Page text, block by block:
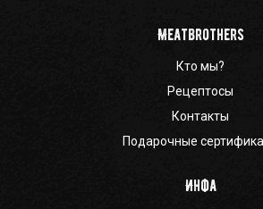
Meatbrothers
Кто мы?
Рецептосы
Контакты
Подарочные
Инфа